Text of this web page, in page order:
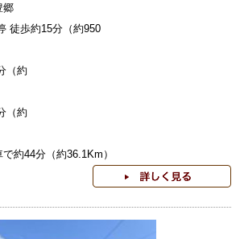
郷
徒歩約15分（約950
（約
（約
約44分（約36.1Km）